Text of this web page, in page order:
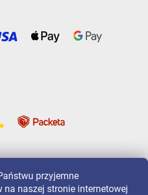
przyjemne
naszej stronie internetowej